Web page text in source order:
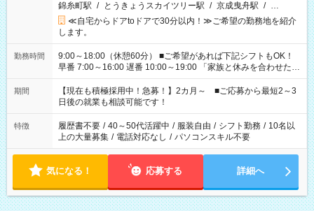
錦糸町駅 / とうきょうスカイツリー駅 / 京成曳舟駅 / …
≪自宅からドアtoドアで30分以内！≫ご希望の勤務地を紹介
します。
勤務時間
9:00～18:00（休憩60分） ■ご希望があれば下記シフトもOK！
早番 7:00～16:00 遅番 10:00～19:00 「家族と休みを合わせた
い」 「余裕を持って夕飯の準備がしたい」 「できれば残業はし
たくない」 など、ご希望を教えてくださいね。 ※Wワーク希望
の方へ 今ご覧のお仕事で希望する勤務時間と、もう1つのお仕事
の勤務時間。 合計で週40時間を超える場合は応募できません。
期間
【現在も積極採用中！急募！】2カ月～ ■ご応募から最短2～3
日後の就業も相談可能です！
特徴 履歴書不要 / 40～50代活躍中 / 服装自由 / シフト勤務 / 10名以
上の大量募集 / 電話対応なし / パソコンスキル不要
気になる！ 応募する 詳細へ